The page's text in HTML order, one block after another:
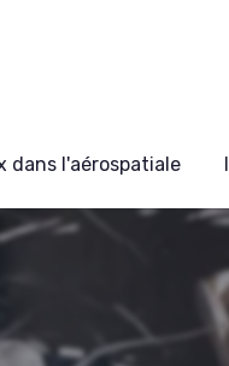
dans l'aérospatiale